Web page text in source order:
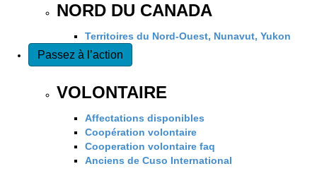
NORD DU CANADA
Territoires du Nord-Ouest, Nunavut, Yukon
Passez à l’action
VOLONTAIRE
Affectations disponibles
Coopération volontaire
Cooperation volontaire faq
Anciens de Cuso International